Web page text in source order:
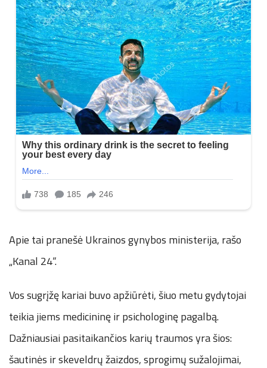
Apie tai pranešė Ukrainos gynybos ministerija, rašo
„Kanal 24“.
Vos sugrįžę kariai buvo apžiūrėti, šiuo metu gydytojai
teikia jiems medicininę ir psichologinę pagalbą.
Dažniausiai pasitaikančios karių traumos yra šios:
šautinės ir skeveldrų žaizdos, sprogimų sužalojimai,